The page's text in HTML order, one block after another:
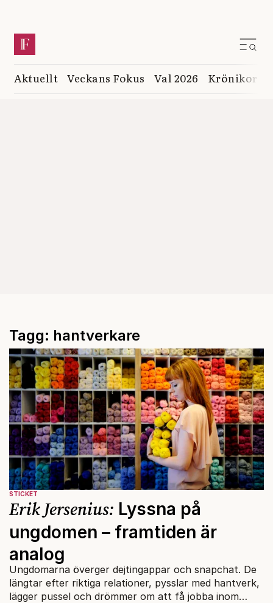
Aktuellt Veckans Fokus Val 2026 Krönikor
Tagg: hantverkare
STICKET
Erik Jersenius: Lyssna på
ungdomen – framtiden är
analog
Ungdomarna överger dejtingappar och snapchat. De
längtar efter riktiga relationer, pysslar med hantverk,
lägger pussel och drömmer om att få jobba inom